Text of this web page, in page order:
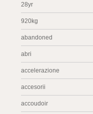
28yr
920kg
abandoned
abri
accelerazione
accesorii
accoudoir